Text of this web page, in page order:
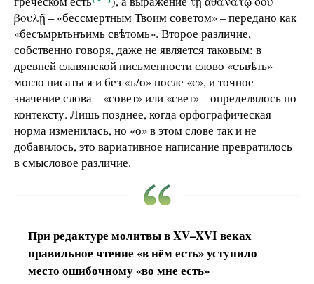
βουλῇ – «бессмертным Твоим советом» – передано как
«бесъмрьтьнъимь свѣтомь». Второе различие,
собственно говоря, даже не является таковым: в
древней славянской письменности слово «съвѣть»
могло писаться и без «ъ/о» после «с», и точное
значение слова – «совет» или «свет» – определялось по
контексту. Лишь позднее, когда орфографическая
норма изменилась, но «о» в этом слове так и не
добавилось, это вариативное написание превратилось
в смысловое различие.
При редактуре молитвы в XV–XVI веках
правильное чтение «в нём есть» уступило
место ошибочному «во мне есть»